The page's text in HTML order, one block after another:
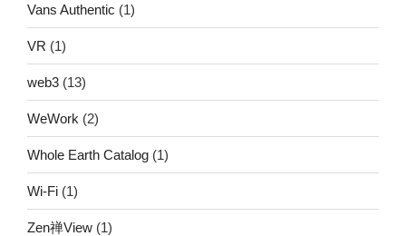
Vans Authentic (1)
VR (1)
web3 (13)
WeWork (2)
Whole Earth Catalog (1)
Wi-Fi (1)
Zen禅View (1)